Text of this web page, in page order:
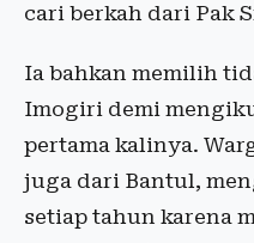
cari berkah dari Pak
Ia bahkan memilih
Imogiri demi
pertama kalinya.
juga dari Bantul,
setiap tahun karena